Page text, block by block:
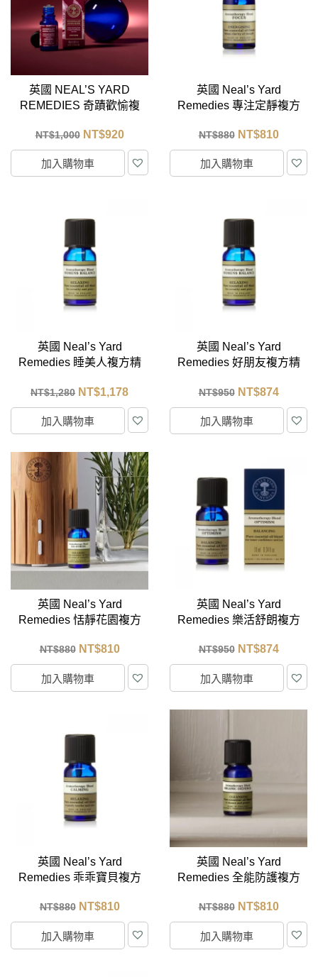
英國 NEAL’S YARD
REMEDIES 奇蹟歡愉複
NT$1,000 NT$920
加入購物車
英國 Neal’s Yard
Remedies 專注定靜複方
NT$880 NT$810
加入購物車
英國 Neal’s Yard
Remedies 睡美人複方精
NT$1,280 NT$1,178
加入購物車
英國 Neal’s Yard
Remedies 好朋友複方精
NT$950 NT$874
加入購物車
英國 Neal’s Yard
Remedies 恬靜花園複方
NT$880 NT$810
加入購物車
英國 Neal’s Yard
Remedies 樂活舒朗複方
NT$950 NT$874
加入購物車
英國 Neal’s Yard
Remedies 乖乖寶貝複方
NT$880 NT$810
加入購物車
英國 Neal’s Yard
Remedies 全能防護複方
NT$880 NT$810
加入購物車